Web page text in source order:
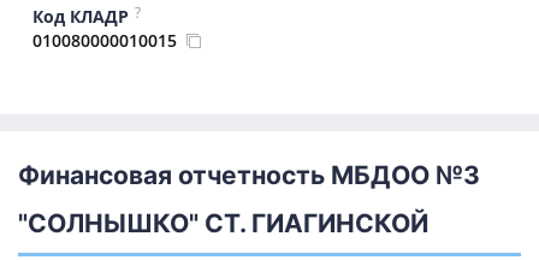
Код КЛАДР ?
010080000010015
Финансовая отчетность МБДОО №3
"СОЛНЫШКО" СТ. ГИАГИНСКОЙ